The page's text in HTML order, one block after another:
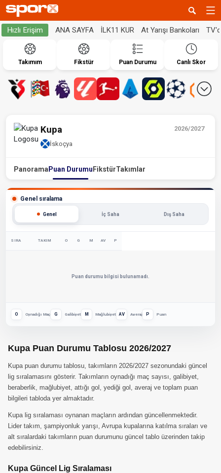
Hızlı Erişim ANA SAYFA İLK11 KUR At Yarışı Bankoları
Takımım Fikstür Puan Durumu Canlı Skor
2026/2027
Kupa
İskoçya
Panorama Puan Durumu FikstürTakımlar
Genel sıralama
Genel İç Saha Dış Saha
SIRA TAKIM O G M AV P
Puan durumu bilgisi bulunamadı.
O Oynadığı Maç G Galibiyet M Mağlubiyet AV Averaj P Puan
Kupa Puan Durumu Tablosu 2026/2027
Kupa puan durumu tablosu, takımların 2026/2027 sezonundaki güncel
lig sıralamasını gösterir. Takımların oynadığı maç sayısı, galibiyet,
beraberlik, mağlubiyet, attığı gol, yediği gol, averaj ve toplam puan
bilgileri tabloda yer almaktadır.
Kupa lig sıralaması oynanan maçların ardından güncellenmektedir.
Lider takım, şampiyonluk yarışı, Avrupa kupalarına katılma sıraları ve
alt sıralardaki takımların puan durumunu güncel tablo üzerinden takip
edebilirsiniz.
Kupa Güncel Lig Sıralaması